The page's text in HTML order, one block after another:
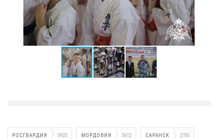
РОСГВАРДИЯ 3920 МОРДОВИЯ 3612 САРАНСК 2785